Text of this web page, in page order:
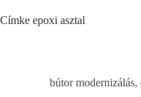
Címke epoxi asztal
bútor modernizálás,